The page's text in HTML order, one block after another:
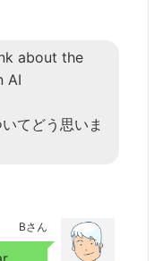
about the
AI
てどう思いま
Bさん